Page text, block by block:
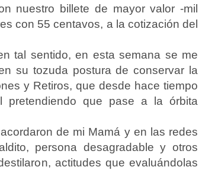
nuestro billete de mayor valor -mil
con 55 centavos, a la cotización del
tal sentido, en esta semana se me
su tozuda postura de conservar la
y Retiros, que desde hace tiempo
pretendiendo que pase a la órbita
de mi Mamá y en las redes
persona desagradable y otros
actitudes que evaluándolas